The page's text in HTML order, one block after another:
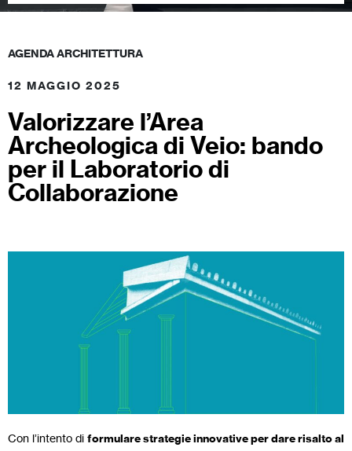
AGENDA ARCHITETTURA
12 MAGGIO 2025
Valorizzare l’Area
Archeologica di Veio: bando
per il Laboratorio di
Collaborazione
Con l’intento di formulare strategie innovative per dare risalto al